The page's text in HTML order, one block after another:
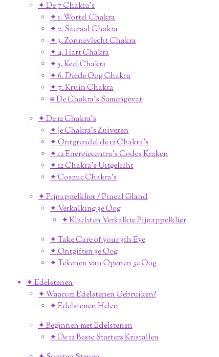
✦ De 7 Chakra's
✦ 1. Wortel Chakra
✦ 2. Sacraal Chakra
✦ 3. Zonnevlecht Chakra
✦ 4. Hart Chakra
✦ 5. Keel Chakra
✦ 6. Derde Oog Chakra
✦ 7. Kruin Chakra
⎈ De Chakra's Samengevat
✦ De 12 Chakra's
✦ Je Chakra's Zuiveren
✦ Ontgrendel de 12 Chakra's
✦ 12 Energiecentra's Codes Kraken
✦ 12 Chakra's Uitgelicht
✦ Cosmic Chakra's
✦ Pijnappelklier / Pineal Gland
✦ Verkalking 3e Oog
✦ Klachten Verkalkte Pijnappelklier
✦ Take Care of your 3th Eye
✦ Ontgiften 3e Oog
✦ Tekenen van Openen 3e Oog
✦ Edelstenen
✦ Waarom Edelstenen Gebruiken?
✦ Edelstenen Helen
✦ Beginnen met Edelstenen
✦ De 12 Beste Starters Kristallen